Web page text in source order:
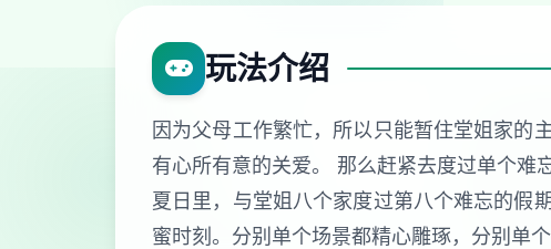
玩法介绍
因为父母工作繁忙，所以只能暂住堂姐家的
有心所有意的关爱。 那么赶紧去度过单个
夏日里，与堂姐八个家度过第八个难忘的假
蜜时刻。分别单个场景都精心雕琢，分别单